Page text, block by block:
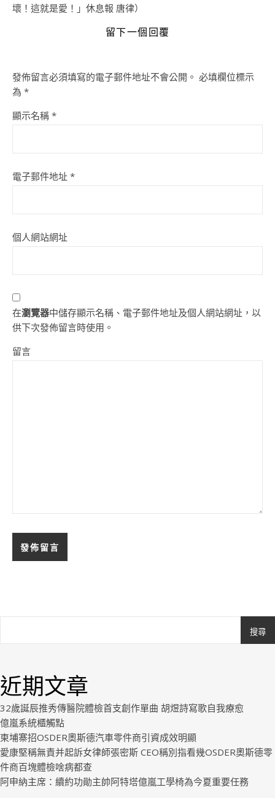
壞！這就是愛！」 休息報 唐律）
留下一個回覆
發佈留言必須填寫的電子郵件地址不會公開。 必填欄位標示
為 *
顯示名稱 *
電子郵件地址 *
個人網站網址
在瀏覽器中儲存顯示名稱、電子郵件地址及個人網站網址，以
供下次發佈留言時使用。
留言
搜尋
近期文章
32歲誕辰推秀傳醫院體檢首支創作單曲 胡煜詩寫歌自我療愈
億嵐系統櫃觸點
柬埔寨招OSDER奧斯德汽車零件商引資成效明顯
愛康堅稱無責并起訴女律師張密斯 CEO稱別指看幾OSDER奧斯德零
件商百塊體檢啥病都查
阿申納主席：續約功勛主帥阿特塔億嵐工學椅為今夏重要任務
Royal.